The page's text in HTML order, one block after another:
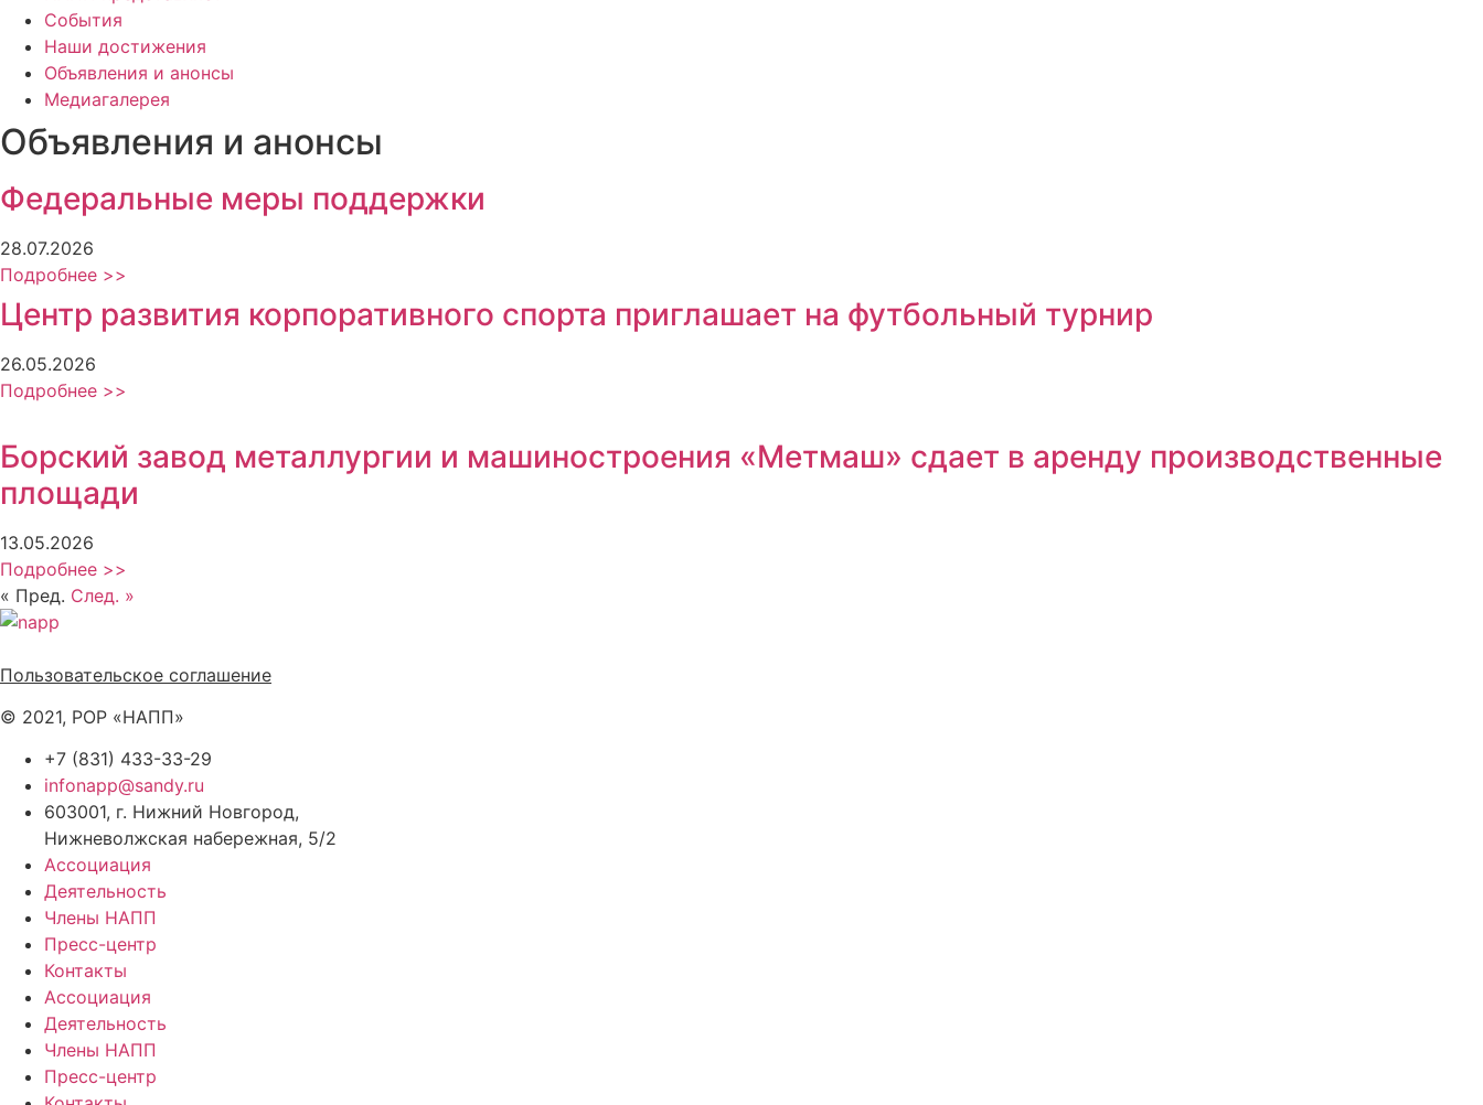
События
Наши достижения
Объявления и анонсы
Медиагалерея
Объявления и анонсы
Федеральные меры поддержки
28.07.2026
Подробнее >>
Центр развития корпоративного спорта приглашает на футбольный турнир
26.05.2026
Подробнее >>
Борский завод металлургии и машиностроения «Метмаш» сдает в аренду производственные
площади
13.05.2026
Подробнее >>
« Пред. След. »
Пользовательское соглашение
© 2021, РОР «НАПП»
+7 (831) 433-33-29
infonapp@sandy.ru
603001, г. Нижний Новгород,
Нижневолжская набережная, 5/2
Ассоциация
Деятельность
Члены НАПП
Пресс-центр
Контакты
Ассоциация
Деятельность
Члены НАПП
Пресс-центр